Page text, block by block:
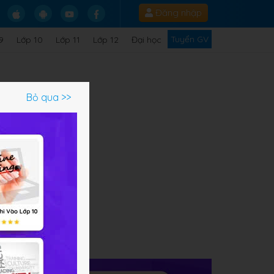
Đăng nhập
Lớp 10 Lớp 11 Lớp 12 Đại học Tuyển GV
Bỏ qua >>